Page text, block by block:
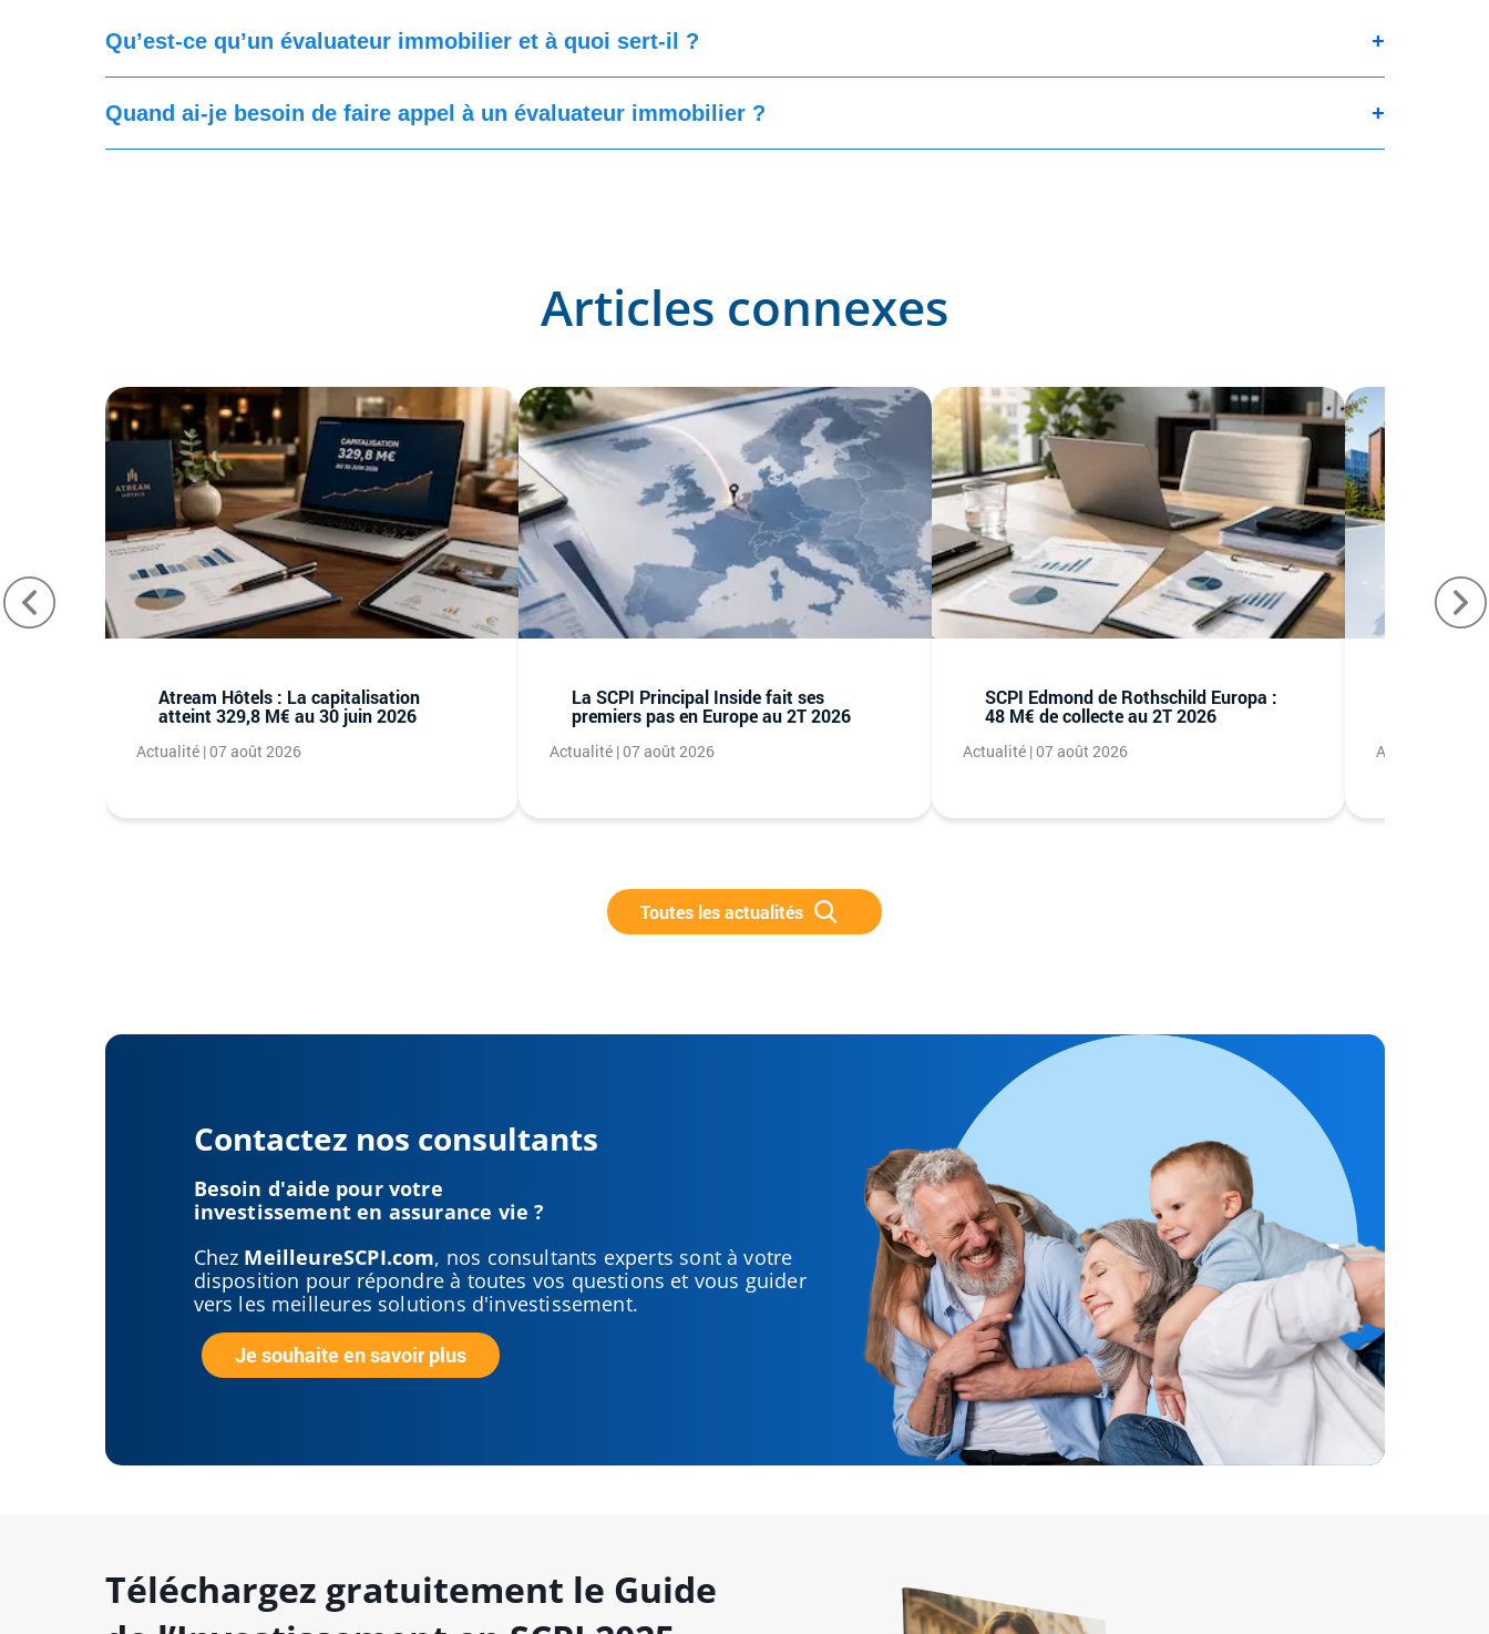
Qu’est-ce qu’un évaluateur immobilier et à quoi sert-il ? +
Quand ai-je besoin de faire appel à un évaluateur immobilier ? +
Articles connexes
Atream Hôtels : La capitalisation
atteint 329,8 M€ au 30 juin 2026
Actualité | 07 août 2026
La SCPI Principal Inside fait ses
premiers pas en Europe au 2T 2026
Actualité | 07 août 2026
SCPI Edmond de Rothschild Europa :
48 M€ de collecte au 2T 2026
Actualité | 07 août 2026 Actualité | 06
Toutes les actualités
Contactez nos consultants
Besoin d'aide pour votre
investissement en assurance vie ?
Chez MeilleureSCPI.com, nos consultants experts sont à votre
disposition pour répondre à toutes vos questions et vous guider
vers les meilleures solutions d'investissement.
Je souhaite en savoir plus
Téléchargez gratuitement le Guide